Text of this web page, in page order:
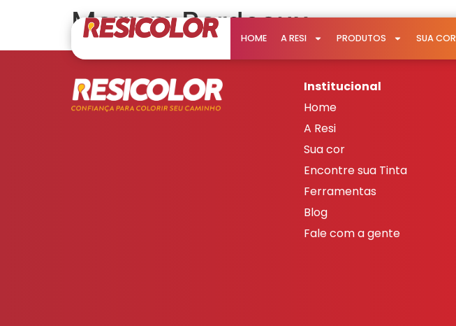
HOME A RESI PRODUTOS SUA COR
Marrom Bordeaux
Institucional
Home
A Resi
Sua cor
Encontre sua Tinta
Ferramentas
Blog
Fale com a gente